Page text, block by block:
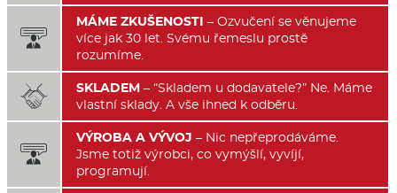

MÁME ZKUŠENOSTI – Ozvučení se věnujeme
více jak 30 let. Svému řemeslu prostě
rozumíme.
 SKLADEM – “Skladem u dodavatele?” Ne. Máme
vlastní sklady. A vše ihned k odběru.

VÝROBA A VÝVOJ – Nic nepřeprodáváme.
Jsme totiž výrobci, co vymýšlí, vyvíjí,
programují.